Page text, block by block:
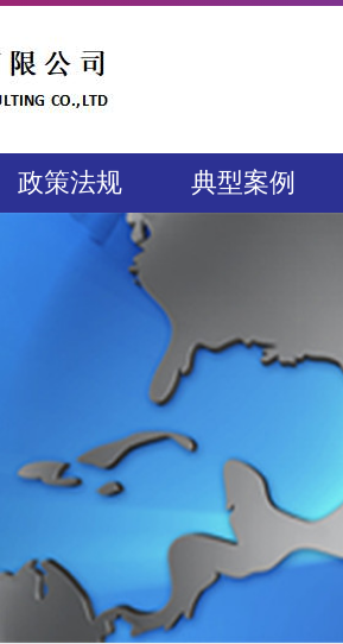
政策法规 典型案例